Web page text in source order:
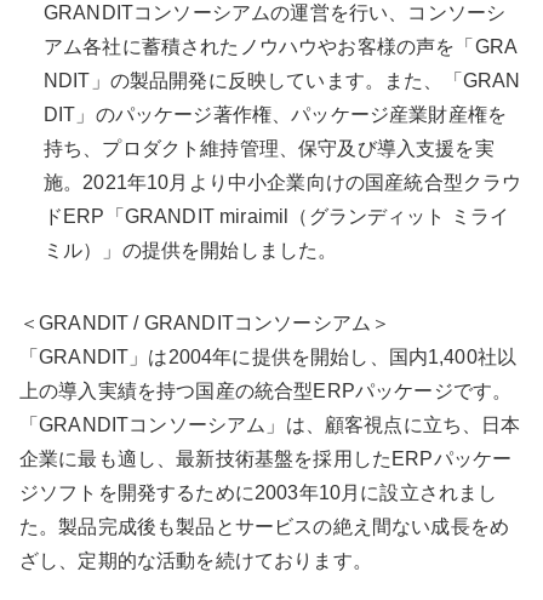
GRANDITコンソーシアムの運営を行い、コンソーシ
アム各社に蓄積されたノウハウやお客様の声を「GRA
NDIT」の製品開発に反映しています。また、「GRAN
DIT」のパッケージ著作権、パッケージ産業財産権を
持ち、プロダクト維持管理、保守及び導入支援を実
施。2021年10月より中小企業向けの国産統合型クラウ
ドERP「GRANDIT miraimil（グランディット ミライ
ミル）」の提供を開始しました。
＜GRANDIT / GRANDITコンソーシアム＞
「GRANDIT」は2004年に提供を開始し、国内1,400社以
上の導入実績を持つ国産の統合型ERPパッケージです。
「GRANDITコンソーシアム」は、顧客視点に立ち、日本
企業に最も適し、最新技術基盤を採用したERPパッケー
ジソフトを開発するために2003年10月に設立されまし
た。製品完成後も製品とサービスの絶え間ない成長をめ
ざし、定期的な活動を続けております。